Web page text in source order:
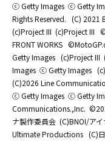
ⓒ Getty Images ⓒ Getty
Rights Reserved. (C) 2021
(c)Project III (c)Project III
FRONT WORKS
Getty Images (c)Project III
Images ⓒ Getty Images
(C)2026 Line
ⓒ Getty Images ⓒ Getty
Communications.,Inc.
ナ製作委員会 (C)BNOI/ア
Ultimate Productions (C)